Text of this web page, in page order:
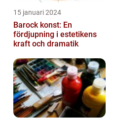
15 januari 2024
Barock konst: En
fördjupning i estetikens
kraft och dramatik